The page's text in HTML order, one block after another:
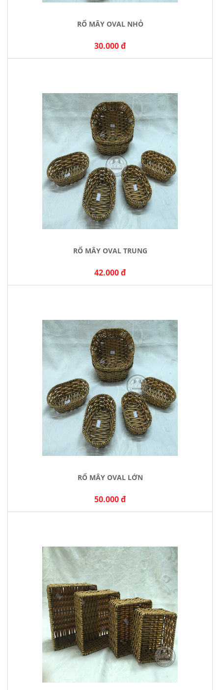
RỔ MÂY OVAL NHỎ
30.000 đ
RỔ MÂY OVAL TRUNG
42.000 đ
RỔ MÂY OVAL LỚN
50.000 đ